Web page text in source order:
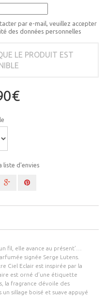
par e-mail, veuillez accepter
des données personnelles
LE PRODUIT EST
liste d'envies
fil, elle avance au présent’…
signée Serge Lutens.
Ciel Eclair est inspirée par la
est orné d’une étiquette
la fragrance dévoile des
sillage boisé et suave appuyé